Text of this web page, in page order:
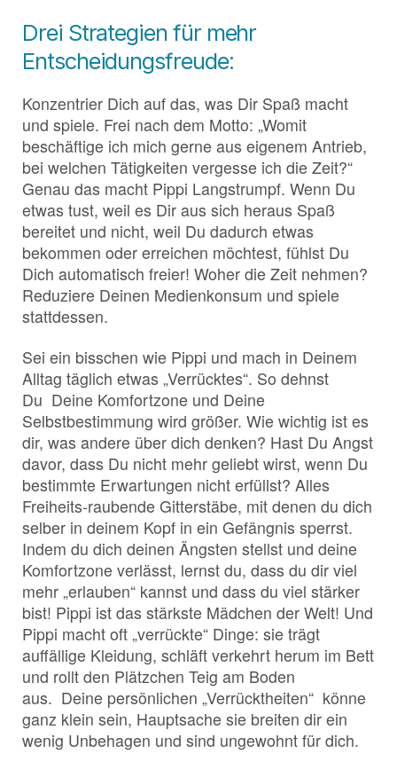
Drei Strategien für mehr
Entscheidungsfreude:
Konzentrier Dich auf das, was Dir Spaß macht
und spiele. Frei nach dem Motto: „Womit
beschäftige ich mich gerne aus eigenem Antrieb,
bei welchen Tätigkeiten vergesse ich die Zeit?“
Genau das macht Pippi Langstrumpf. Wenn Du
etwas tust, weil es Dir aus sich heraus Spaß
bereitet und nicht, weil Du dadurch etwas
bekommen oder erreichen möchtest, fühlst Du
Dich automatisch freier! Woher die Zeit nehmen?
Reduziere Deinen Medienkonsum und spiele
stattdessen.
Sei ein bisschen wie Pippi und mach in Deinem
Alltag täglich etwas „Verrücktes“. So dehnst
Du Deine Komfortzone und Deine
Selbstbestimmung wird größer. Wie wichtig ist es
dir, was andere über dich denken? Hast Du Angst
davor, dass Du nicht mehr geliebt wirst, wenn Du
bestimmte Erwartungen nicht erfüllst? Alles
Freiheits-raubende Gitterstäbe, mit denen du dich
selber in deinem Kopf in ein Gefängnis sperrst.
Indem du dich deinen Ängsten stellst und deine
Komfortzone verlässt, lernst du, dass du dir viel
mehr „erlauben“ kannst und dass du viel stärker
bist! Pippi ist das stärkste Mädchen der Welt! Und
Pippi macht oft „verrückte“ Dinge: sie trägt
auffällige Kleidung, schläft verkehrt herum im Bett
und rollt den Plätzchen Teig am Boden
aus. Deine persönlichen „Verrücktheiten“ könne
ganz klein sein, Hauptsache sie breiten dir ein
wenig Unbehagen und sind ungewohnt für dich.